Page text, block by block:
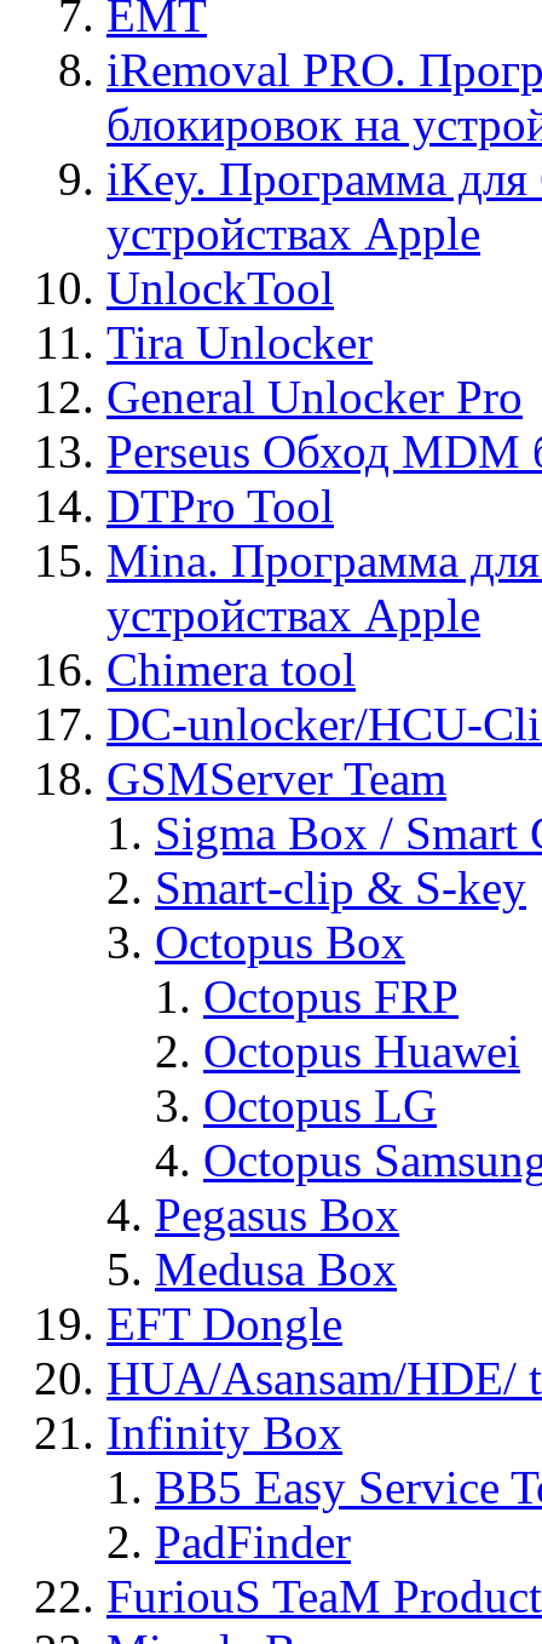
EMT
iRemoval PRO.
блокировок на
iKey. Программа для
устройствах Apple
UnlockTool
Tira Unlocker
General Unlocker Pro
Perseus Обход MDM
DTPro Tool
Mina. Программа
устройствах Apple
Chimera tool
DC-unlocker/HCU-
GSMServer Team
Sigma Box / Smart
Smart-clip & S-key
Octopus Box
Octopus FRP
Octopus Huawei
Octopus LG
Octopus
Pegasus Box
Medusa Box
EFT Dongle
HUA/Asansam/HDE/
Infinity Box
BB5 Easy Service
PadFinder
FuriouS TeaM